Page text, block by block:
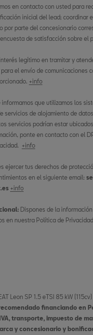
en contacto con usted para
inicial del lead; coordinar
por parte del concesionario
de satisfacción sobre el
legítimo en tramitar y
el envío de comunicaciones
+info
informamos que utilizamos los
servicios de alojamiento de
servicios podrían estar
ponte en contacto con el
+info
ejercer tus derechos de
en el siguiente email:
+info
Dispones de la
en nuestra Política de Privacidad
Leon SP 1.5 eTSI 85 kW
recomendado financiando en
transporte, impuesto de
y concesionario y